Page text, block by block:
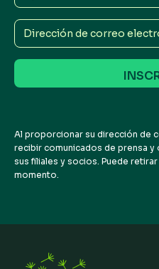
Dirección
de
correo
electrónico
Al proporcionar su dirección de
recibir comunicados de prensa
sus filiales y socios. Puede
momento.